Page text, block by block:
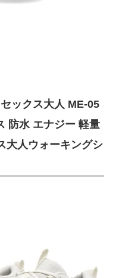
ックス大人 ME-05
防水 エナジー 軽量
大人ウォーキングシ